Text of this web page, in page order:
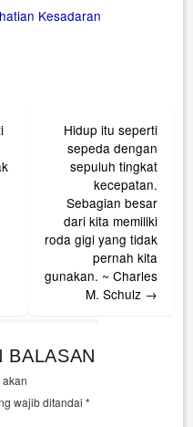
Kesadaran
Hidup itu seperti
sepeda dengan
sepuluh tingkat
kecepatan.
Sebagian besar
dari kita memiliki
roda gigi yang tidak
pernah kita
gunakan. ~ Charles
M. Schulz →
BALASAN
wajib ditandai*